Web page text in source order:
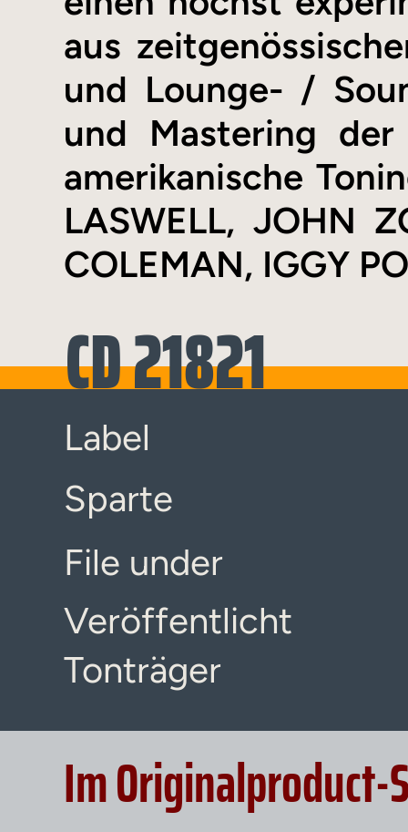
aus
und Lounge- /
und Mastering
amerikanische
LASWELL, JOHN
COLEMAN, IGGY
CD 21821
Label
Sparte
File under
Veröffentlicht
Tonträger
Im